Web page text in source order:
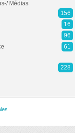
Médias
156
16
96
61
228